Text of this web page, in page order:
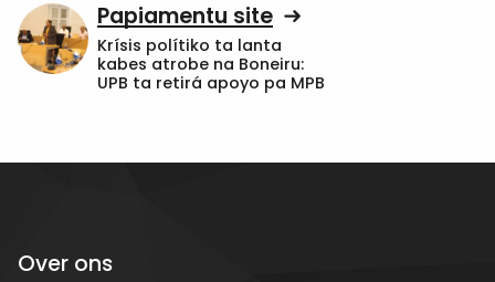
Papiamentu site
Krísis polítiko ta lanta
kabes atrobe na Boneiru:
UPB ta retirá apoyo pa MPB
Over ons